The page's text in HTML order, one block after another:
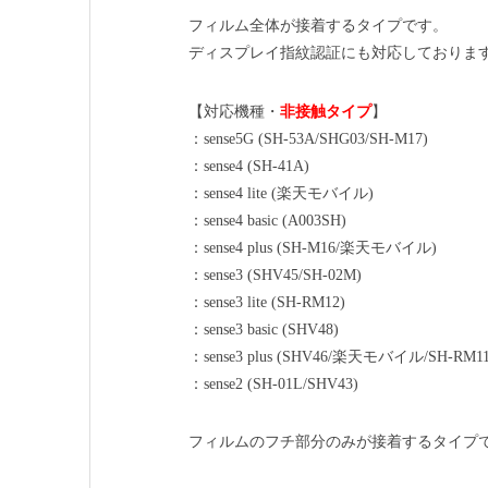
フィルム全体が接着するタイプです。
ディスプレイ指紋認証にも対応しております
【対応機種・ 非接触タイプ】
：sense5G (SH-53A/SHG03/SH-M17)
：sense4 (SH-41A)
：sense4 lite (楽天モバイル)
：sense4 basic (A003SH)
：sense4 plus (SH-M16/楽天モバイル)
：sense3 (SHV45/SH-02M)
：sense3 lite (SH-RM12)
：sense3 basic (SHV48)
：sense3 plus (SHV46/楽天モバイル/SH-
：sense2 (SH-01L/SHV43)
フィルムのフチ部分のみが接着するタイプ